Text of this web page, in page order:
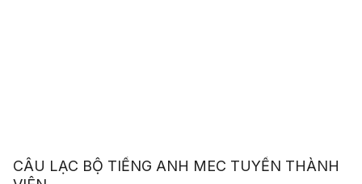
CÂU LẠC BỘ TIẾNG ANH MEC TUYỂN THÀNH